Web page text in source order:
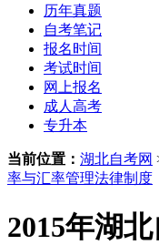
历年真题
自考笔记
报名时间
考试时间
网上报名
成人高考
专升本
当前位置： 湖北自考网
率与汇率管理法律制度
2015年湖